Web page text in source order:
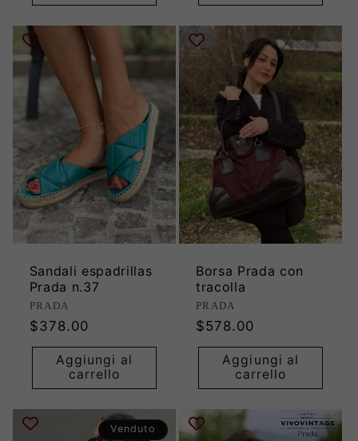
Sandali espadrillas
Prada n.37
Produttore:
PRADA
Prezzo
di
listino
$378.00
Aggiungi al
carrello
Borsa Prada con
tracolla
Produttore:
PRADA
Prezzo
di
listino
$578.00
Aggiungi al
carrello
Venduto